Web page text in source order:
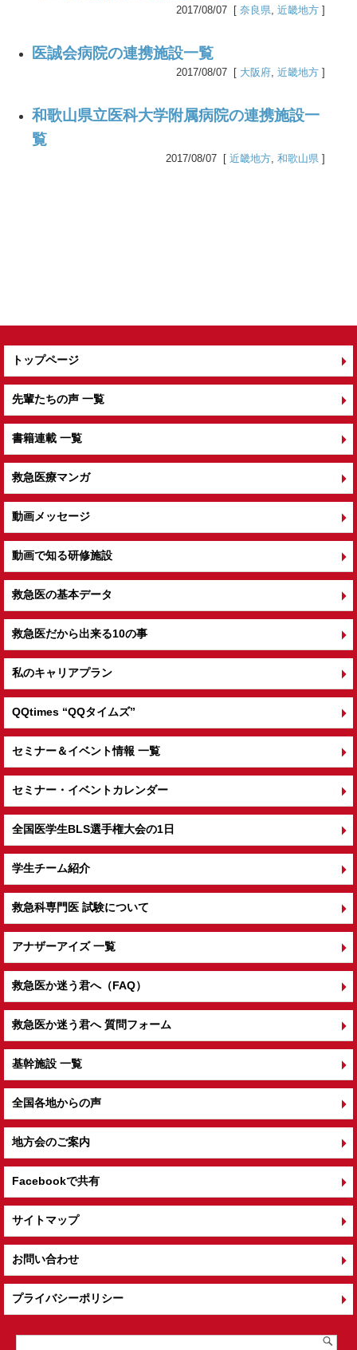
2017/08/07 [ 奈良県 近畿地方 ]
医誠会病院の連携施設一覧
2017/08/07 [ 大阪府 近畿地方 ]
和歌山県立医科大学附属病院の連携施設一
覧
2017/08/07 [ 近畿地方 和歌山県 ]
トップページ
先輩たちの声 一覧
書籍連載 一覧
救急医療マンガ
動画メッセージ
動画で知る研修施設
救急医の基本データ
救急医だから出来る10の事
私のキャリアプラン
QQtimes “QQタイムズ”
セミナー＆イベント情報 一覧
セミナー・イベントカレンダー
全国医学生BLS選手権大会の1日
学生チーム紹介
救急科専門医 試験について
アナザーアイズ 一覧
救急医か迷う君へ（FAQ）
救急医か迷う君へ 質問フォーム
基幹施設 一覧
全国各地からの声
地方会のご案内
Facebookで共有
サイトマップ
お問い合わせ
プライバシーポリシー